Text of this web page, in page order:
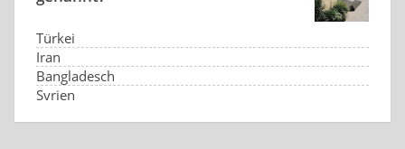
Türkei
Iran
Bangladesch
Syrien